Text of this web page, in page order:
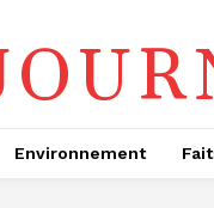
Environnement